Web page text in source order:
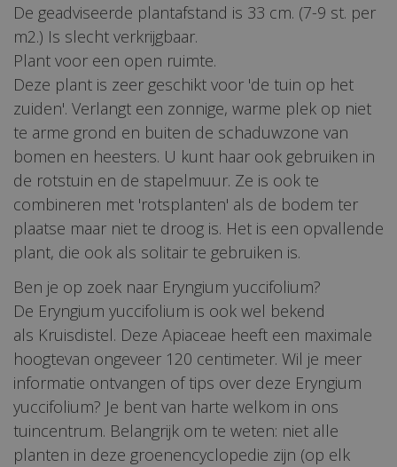
De geadviseerde plantafstand is 33 cm. (7-9 st. per
m2.) Is slecht verkrijgbaar.
Plant voor een open ruimte.
Deze plant is zeer geschikt voor 'de tuin op het
zuiden'. Verlangt een zonnige, warme plek op niet
te arme grond en buiten de schaduwzone van
bomen en heesters. U kunt haar ook gebruiken in
de rotstuin en de stapelmuur. Ze is ook te
combineren met 'rotsplanten' als de bodem ter
plaatse maar niet te droog is. Het is een opvallende
plant, die ook als solitair te gebruiken is.
Ben je op zoek naar Eryngium yuccifolium?
De Eryngium yuccifolium is ook wel bekend
als Kruisdistel. Deze Apiaceae heeft een maximale
hoogtevan ongeveer 120 centimeter. Wil je meer
informatie ontvangen of tips over deze Eryngium
yuccifolium? Je bent van harte welkom in ons
tuincentrum. Belangrijk om te weten: niet alle
planten in deze groenencyclopedie zijn (op elk